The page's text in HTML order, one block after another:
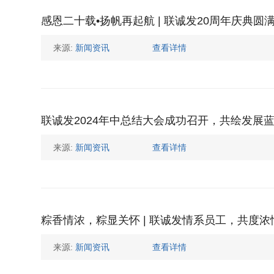
感恩二十载•扬帆再起航 | 联诚发20周年庆典圆
来源: 新闻资讯 查看详情
联诚发2024年中总结大会成功召开，共绘发展蓝
来源: 新闻资讯 查看详情
粽香情浓，粽显关怀 | 联诚发情系员工，共度浓
来源: 新闻资讯 查看详情